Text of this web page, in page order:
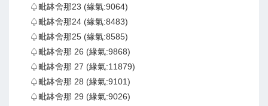
♤毗缽舍那23 (緣氣:9064)
♤毗缽舍那24 (緣氣:8483)
♤毗缽舍那25 (緣氣:8585)
♤毗缽舍那 26 (緣氣:9868)
♤毗缽舍那 27 (緣氣:11879)
♤毗缽舍那 28 (緣氣:9101)
♤毗缽舍那 29 (緣氣:9026)